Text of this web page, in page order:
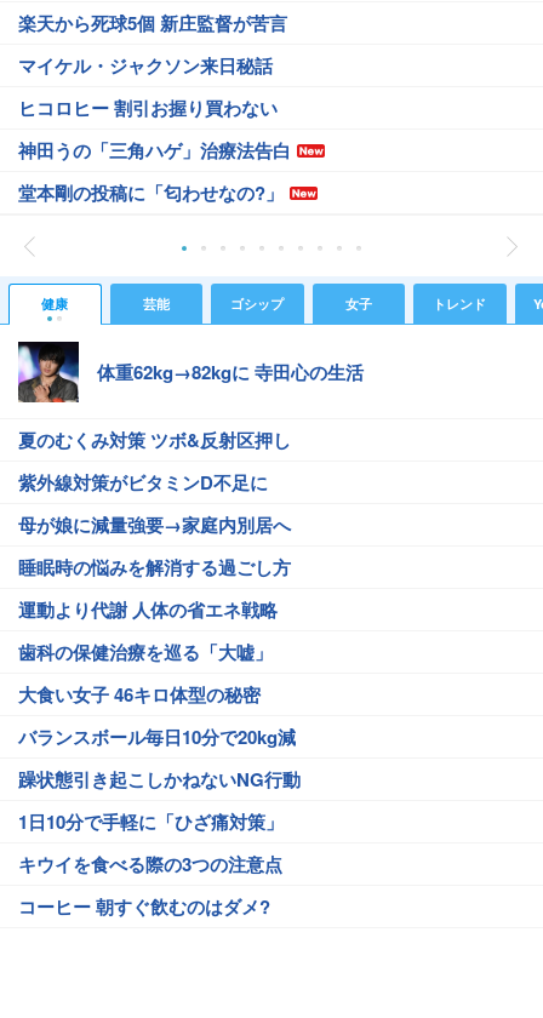
楽天から死球5個 新庄監督が苦言
マイケル・ジャクソン来日秘話
ヒコロヒー 割引お握り買わない
神田うの「三角ハゲ」治療法告白
堂本剛の投稿に「匂わせなの?」
健康 芸能 ゴシップ 女子 トレンド
体重62kg→82kgに 寺田心の生活
夏のむくみ対策 ツボ&反射区押し
紫外線対策がビタミンD不足に
母が娘に減量強要→家庭内別居へ
睡眠時の悩みを解消する過ごし方
運動より代謝 人体の省エネ戦略
歯科の保健治療を巡る「大嘘」
大食い女子 46キロ体型の秘密
バランスボール毎日10分で20kg減
躁状態引き起こしかねないNG行動
1日10分で手軽に「ひざ痛対策」
キウイを食べる際の3つの注意点
コーヒー 朝すぐ飲むのはダメ?